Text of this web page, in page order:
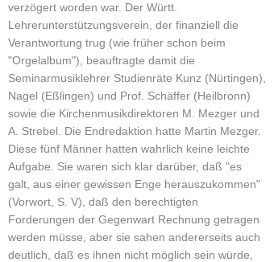
verzögert worden war. Der Württ.
Lehrerunterstützungsverein, der finanziell die
Verantwortung trug (wie früher schon beim
"Orgelalbum"), beauftragte damit die
Seminarmusiklehrer Studienräte Kunz (Nürtingen),
Nagel (Eßlingen) und Prof. Schäffer (Heilbronn)
sowie die Kirchenmusikdirektoren M. Mezger und
A. Strebel. Die Endredaktion hatte Martin Mezger.
Diese fünf Männer hatten wahrlich keine leichte
Aufgabe. Sie waren sich klar darüber, daß "es
galt, aus einer gewissen Enge herauszukommen"
(Vorwort, S. V), daß den berechtigten
Forderungen der Gegenwart Rechnung getragen
werden müsse, aber sie sahen andererseits auch
deutlich, daß es ihnen nicht möglich sein würde,